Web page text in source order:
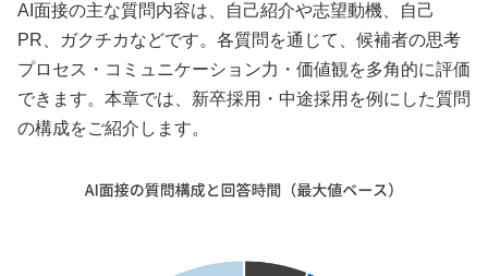
AI面接の主な質問内容は、自己紹介や志望動機、自己
PR、ガクチカなどです。各質問を通じて、候補者の思考
プロセス・コミュニケーション力・価値観を多角的に評価
できます。本章では、新卒採用・中途採用を例にした質問
の構成をご紹介します。